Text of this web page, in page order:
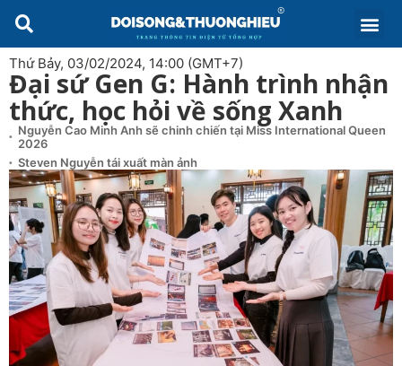
Thứ Bảy, 03/02/2024, 14:00 (GMT+7)
Đại sứ Gen G: Hành trình nhận
thức, học hỏi về sống Xanh
Nguyễn Cao Minh Anh sẽ chinh chiến tại Miss International Queen
2026
Steven Nguyễn tái xuất màn ảnh